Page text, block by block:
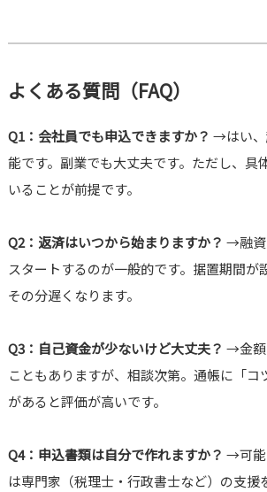
よくある質問（FAQ）
Q1：会社員でも申込できますか？ →はい、
能です。副業でも大丈夫です。ただし、具
いることが前提です。
Q2：返済はいつから始まりますか？ →融資
スタートするのが一般的です。据置期間が
その分遅くなります。
Q3：自己資金が少ないけど大丈夫？ →金額
こともありますが、相談次第。通帳に「コ
があると評価が高いです。
Q4：申込書類は自分で作れますか？ →可能
は専門家（税理士・行政書士など）の支援